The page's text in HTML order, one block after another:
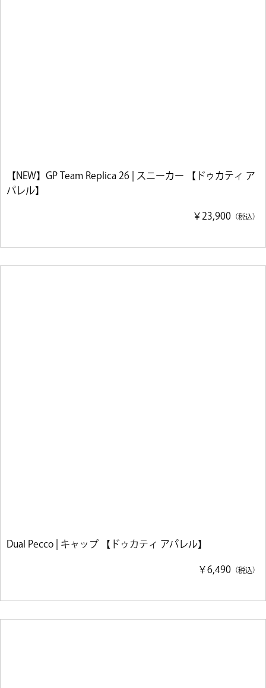
【NEW】GP Team Replica 26 | スニーカー 【ドゥカティ ア
パレル】
￥23,900 （税込）
Dual Pecco | キャップ 【ドゥカティ アパレル】
￥6,490 （税込）